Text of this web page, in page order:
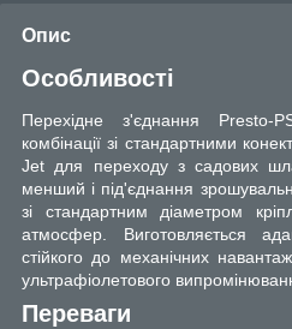
Опис
Особливості
Перехідне з'єднання Presto-
комбінації зі стандартними
Jet для переходу з садових
менший і під'єднання
зі стандартним діаметром
атмосфер. Виготовляється
стійкого до механічних
ультрафіолетового
Переваги